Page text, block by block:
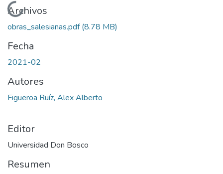
Cargando...
Archivos
obras_salesianas.pdf(8.78 MB)
Fecha
2021-02
Autores
Figueroa Ruíz, Alex Alberto
Editor
Universidad Don Bosco
Resumen